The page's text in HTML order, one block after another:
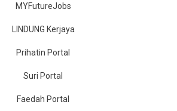
MYFutureJobs
LINDUNG Kerjaya
Prihatin Portal
Suri Portal
Faedah Portal